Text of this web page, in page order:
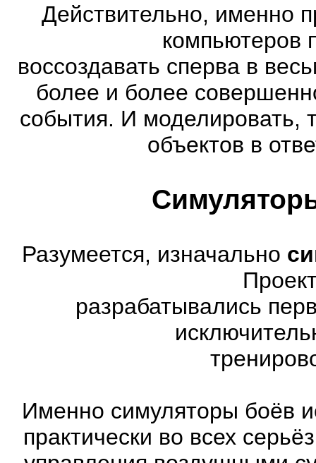
Действительно, именно
компьютеров
воссоздавать сперва в
более и более
события. И моделировать,
объектов в
Разумеется, изначально
разрабатывались
Именно симуляторы боёв
практически во всех